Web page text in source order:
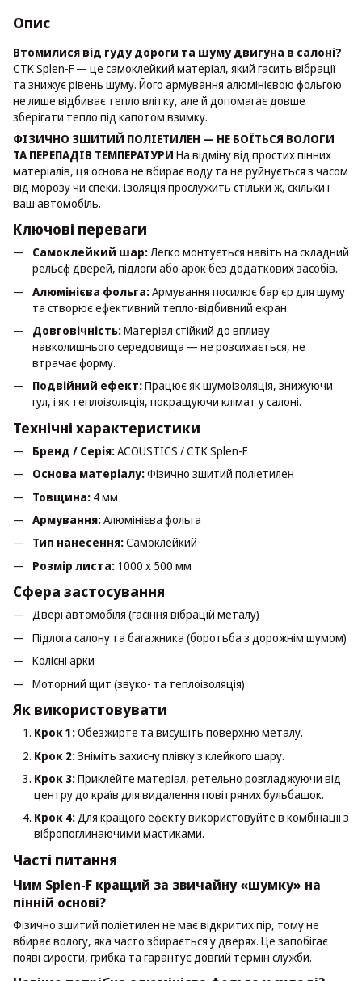
Опис
Втомилися від гуду дороги та шуму двигуна в салоні?
CTK Splen-F — це самоклейкий матеріал, який гасить вібрації
та знижує рівень шуму. Його армування алюмінієвою фольгою
не лише відбиває тепло влітку, але й допомагає довше
зберігати тепло під капотом взимку.
ФІЗИЧНО ЗШИТИЙ ПОЛІЕТИЛЕН — НЕ БОЇТЬСЯ ВОЛОГИ
ТА ПЕРЕПАДІВ ТЕМПЕРАТУРИ На відміну від простих пінних
матеріалів, ця основа не вбирає воду та не руйнується з часом
від морозу чи спеки. Ізоляція прослужить стільки ж, скільки і
ваш автомобіль.
Ключові переваги
Самоклейкий шар:Легко монтується навіть на складний
рельєф дверей, підлоги або арок без додаткових засобів.
Алюмінієва фольга:Армування посилює бар'єр для шуму
та створює ефективний тепло-відбивний екран.
Довговічність:Матеріал стійкий до впливу
навколишнього середовища — не розсихається, не
втрачає форму.
Подвійний ефект:Працює як шумоізоляція, знижуючи
гул, і як теплоізоляція, покращуючи клімат у салоні.
Технічні характеристики
Бренд / Серія:ACOUSTICS / CTK Splen-F
Основа матеріалу:Фізично зшитий поліетилен
Товщина: 4 мм
Армування:Алюмінієва фольга
Тип нанесення:Самоклейкий
Розмір листа: 1000 x 500 мм
Сфера застосування
Двері автомобіля (гасіння вібрацій металу)
Підлога салону та багажника (боротьба з дорожнім шумом)
Колісні арки
Моторний щит (звуко- та теплоізоляція)
Як використовувати
Крок 1:Обезжирте та висушіть поверхню металу.
Крок 2:Зніміть захисну плівку з клейкого шару.
Крок 3:Приклейте матеріал, ретельно розгладжуючи від
центру до країв для видалення повітряних бульбашок.
Крок 4:Для кращого ефекту використовуйте в комбінації з
вібропоглинаючими мастиками.
Часті питання
Чим Splen-F кращий за звичайну «шумку» на
пінній основі?
Фізично зшитий поліетилен не має відкритих пір, тому не
вбирає вологу, яка часто збирається у дверях. Це запобігає
появі сирости, грибка та гарантує довгий термін служби.